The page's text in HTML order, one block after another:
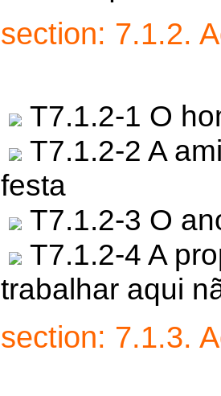
section: 7.1.2.
T7.1.2-1 O
T7.1.2-2 A
festa
T7.1.2-3 O
T7.1.2-4 A
trabalhar aqui
section: 7.1.3.